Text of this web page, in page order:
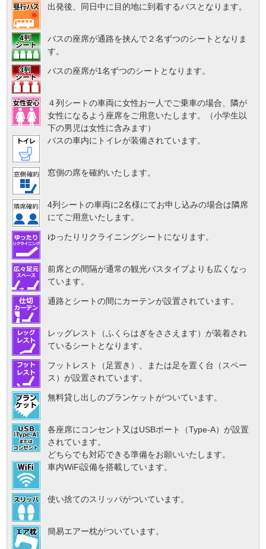
出発後、同日中に目的地に到着するバスとなります。
バスの座席が通路を挟んで２名ずつのシートとなりま
す。
バスの座席が1名ずつのシートとなります。
４列シートの車両に女性お一人でご乗車の場合、隣が
女性になるよう座席をご用意いたします。（小学生以
下の男児は女性に含みます）
バスの車内にトイレが装備されています。
窓側の席を確約いたします。
4列シートの車両に2名様にてお申し込みの場合は隣席
にてご用意いたします。
ゆったりリクライニングシートになります。
前席との間隔が通常の観光バスタイプよりも広くなっ
ています。
通路とシートの間にカーテンが設置されています。
レッグレスト（ふくらはぎをささえます）が装着され
ているシートとなります。
フットレスト（足置き）、または足を置く台（スペー
ス）が設置されています。
無料貸し出しのブランケットがついています。
各座席にコンセント又はUSBポート（Type-A）が設置
されています。
どちらでも対応できる準備をお願いいたします。
車内WiFi設備を搭載しています。
使い捨てのスリッパがついています。
簡易エアー枕がついています。